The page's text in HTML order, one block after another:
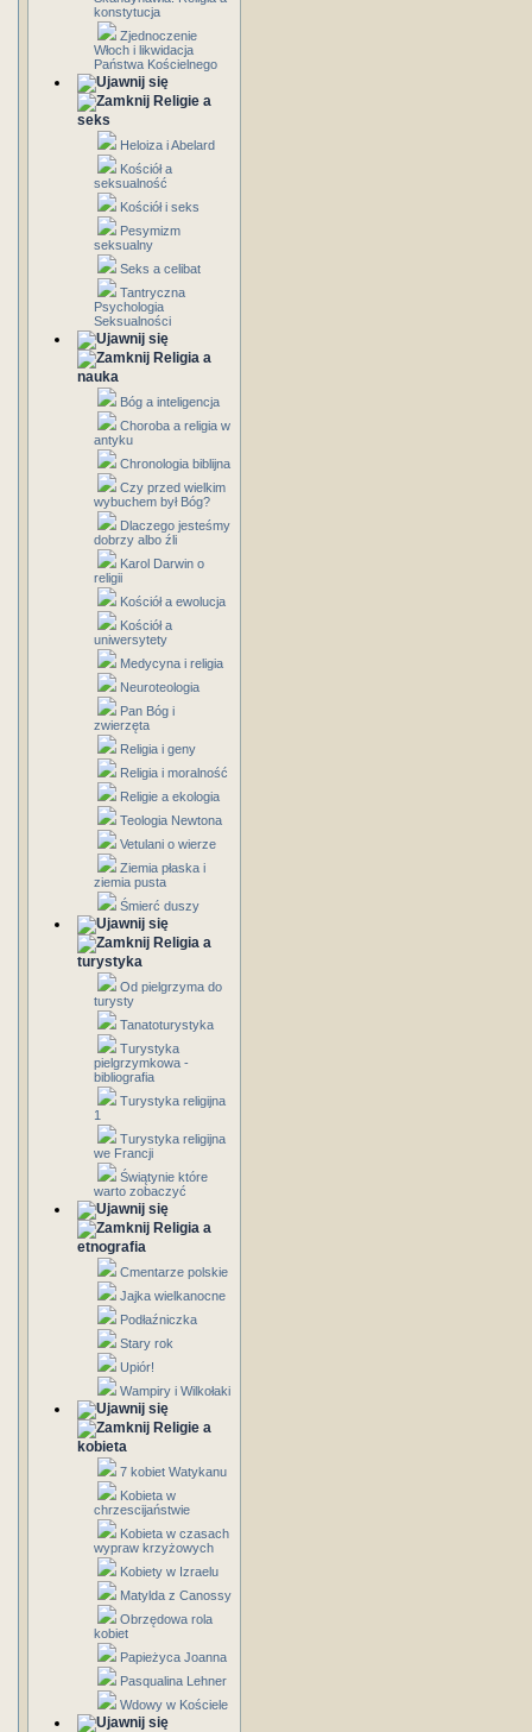
konstytucja
Zjednoczenie
Włoch i likwidacja
Państwa Kościelnego
Religie a
seks
Heloiza i Abelard
Kościół a
seksualność
Kościół i seks
Pesymizm
seksualny
Seks a celibat
Tantryczna
Psychologia
Seksualności
Religia a
nauka
Bóg a inteligencja
Choroba a religia w
antyku
Chronologia biblijna
Czy przed wielkim
wybuchem był Bóg?
Dlaczego jesteśmy
dobrzy albo źli
Karol Darwin o
religii
Kościół a ewolucja
Kościół a
uniwersytety
Medycyna i religia
Neuroteologia
Pan Bóg i
zwierzęta
Religia i geny
Religia i moralność
Religie a ekologia
Teologia Newtona
Vetulani o wierze
Ziemia płaska i
ziemia pusta
Śmierć duszy
Religia a
turystyka
Od pielgrzyma do
turysty
Tanatoturystyka
Turystyka
pielgrzymkowa -
bibliografia
Turystyka religijna
1
Turystyka religijna
we Francji
Świątynie które
warto zobaczyć
Religia a
etnografia
Cmentarze polskie
Jajka wielkanocne
Podłaźniczka
Stary rok
Upiór!
Wampiry i Wilkołaki
Religie a
kobieta
7 kobiet Watykanu
Kobieta w
chrzescijaństwie
Kobieta w czasach
wypraw krzyżowych
Kobiety w Izraelu
Matylda z Canossy
Obrzędowa rola
kobiet
Papieżyca Joanna
Pasqualina Lehner
Wdowy w Kościele